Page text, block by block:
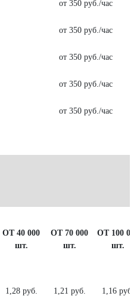
от 350 руб./час
от 350 руб./час
от 350 руб./час
от 350 руб./час
от 350 руб./час
ОТ 40 000
шт.
ОТ 70 000
шт.
ОТ 100
шт.
1,28 руб. 1,21 руб. 1,16 руб.